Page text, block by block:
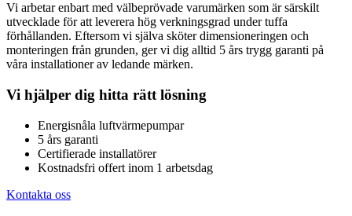
Vi arbetar enbart med välbeprövade varumärken som är särskilt
utvecklade för att leverera hög verkningsgrad under tuffa
förhållanden. Eftersom vi själva sköter dimensioneringen och
monteringen från grunden, ger vi dig alltid 5 års trygg garanti på
våra installationer av ledande märken.
Vi hjälper dig hitta rätt lösning
Energisnåla luftvärmepumpar
5 års garanti
Certifierade installatörer
Kostnadsfri offert inom 1 arbetsdag
Kontakta oss